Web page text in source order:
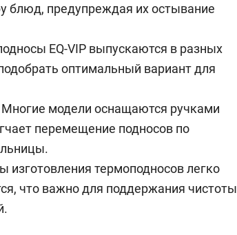
блюд, предупреждая их остывание
EQ-VIP выпускаются в разных
оптимальный вариант для
Многие модели оснащаются ручками
перемещение подносов по
изготовления термоподносов легко
что важно для поддержания чистоты